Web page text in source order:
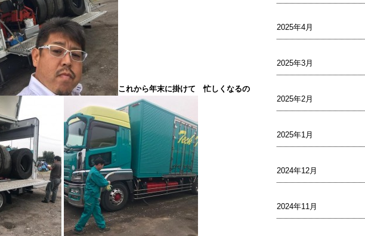
これから年末に掛けて 忙しくなるの
2025年4月
2025年3月
2025年2月
2025年1月
2024年12月
2024年11月